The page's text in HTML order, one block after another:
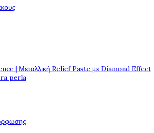
| Μεταλλική Relief Paste με Diamond Effect
perla